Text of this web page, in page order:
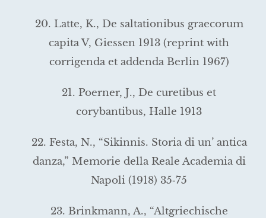
20. Latte, K., De saltationibus graecorum
capita V, Giessen 1913 (reprint with
corrigenda et addenda Berlin 1967)
21. Poerner, J., De curetibus et
corybantibus, Halle 1913
22. Festa, N., “Sikinnis. Storia di un’ antica
danza,” Memorie della Reale Academia di
Napoli (1918) 35‑75
23. Brinkmann, A., “Altgriechische